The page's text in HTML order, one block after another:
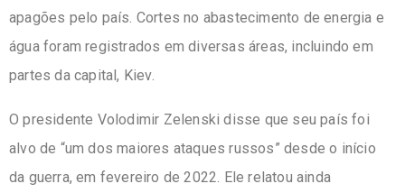
apagões pelo país. Cortes no abastecimento de energia e
água foram registrados em diversas áreas, incluindo em
partes da capital, Kiev.
O presidente Volodimir Zelenski disse que seu país foi
alvo de “um dos maiores ataques russos” desde o início
da guerra, em fevereiro de 2022. Ele relatou ainda